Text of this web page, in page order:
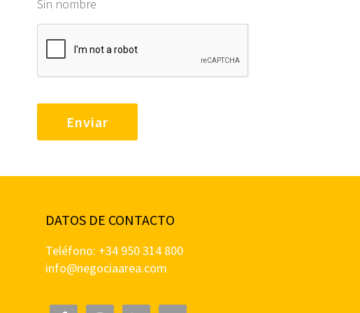
Sin nombre
DATOS DE CONTACTO
Teléfono: +34 950 314 800
info@negociaarea.com